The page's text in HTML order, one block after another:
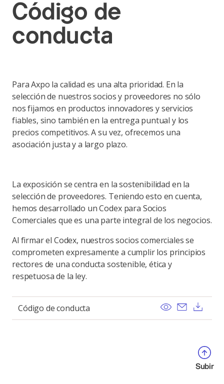
Código de
conducta
Para Axpo la calidad es una alta prioridad. En la
selección de nuestros socios y proveedores no sólo
nos fijamos en productos innovadores y servicios
fiables, sino también en la entrega puntual y los
precios competitivos. A su vez, ofrecemos una
asociación justa y a largo plazo.
La exposición se centra en la sostenibilidad en la
selección de proveedores. Teniendo esto en cuenta,
hemos desarrollado un Codex para Socios
Comerciales que es una parte integral de los negocios.
Al firmar el Codex, nuestros socios comerciales se
comprometen expresamente a cumplir los principios
rectores de una conducta sostenible, ética y
respetuosa de la ley.
Código de conducta View Send
Subir